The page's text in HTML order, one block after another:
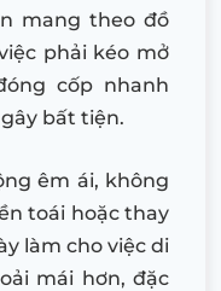
mang theo đồ
phải kéo mở
cốp nhanh
bất tiện.
êm ái, không
toái hoặc thay
làm cho việc di
mái hơn, đặc